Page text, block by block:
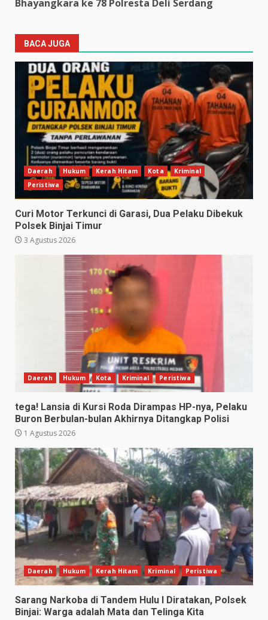
Bhayangkara ke 78 Polresta Deli Serdang
BACA JUGA
Daerah Hukum Kerah Hitam Kota
Kriminal
Peristiwa
Curi Motor Terkunci di Garasi, Dua Pelaku Dibekuk
Polsek Binjai Timur
3 Agustus 2026
Daerah Hukum Kota Kriminal Peristiwa
tega! Lansia di Kursi Roda Dirampas HP-nya, Pelaku
Buron Berbulan-bulan Akhirnya Ditangkap Polisi
1 Agustus 2026
Daerah Hukum Kerah Hitam Kriminal Peristiwa
Sarang Narkoba di Tandem Hulu I Diratakan, Polsek
Binjai: Warga adalah Mata dan Telinga Kita